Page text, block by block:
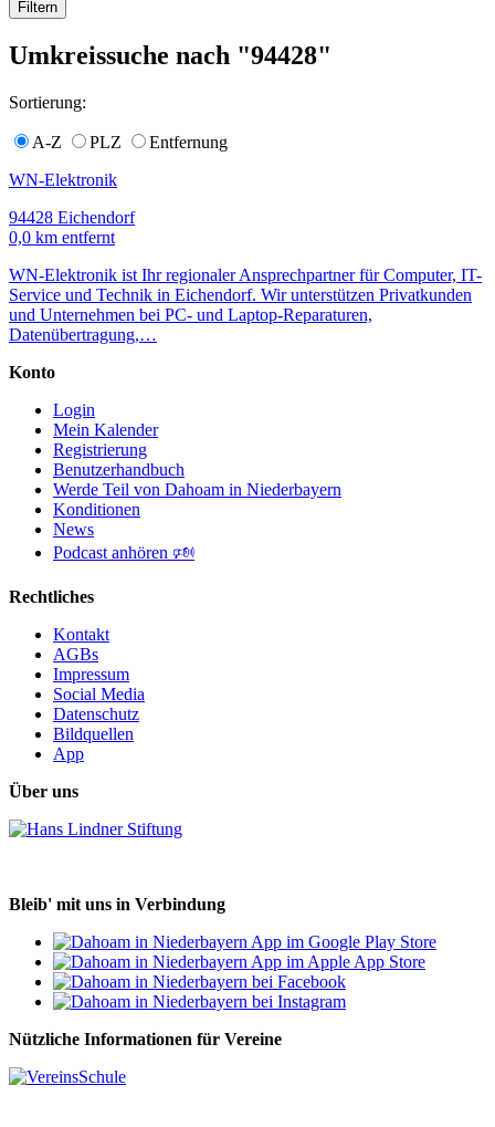
Umkreissuche nach "94428"
Sortierung:
A-Z PLZ
Entfernung
WN-Elektronik
94428 Eichendorf
0,0 km entfernt
WN-Elektronik ist Ihr regionaler Ansprechpartner für Computer, IT-
Service und Technik in Eichendorf. Wir unterstützen Privatkunden
und Unternehmen bei PC- und Laptop-Reparaturen,
Datenübertragung,…
Konto
Login
Mein Kalender
Registrierung
Benutzerhandbuch
Werde Teil von Dahoam in Niederbayern
Konditionen
News
Podcast anhören 🕬
Rechtliches
Kontakt
AGBs
Impressum
Social Media
Datenschutz
Bildquellen
App
Über uns
Bleib' mit uns in Verbindung
Nützliche Informationen für Vereine